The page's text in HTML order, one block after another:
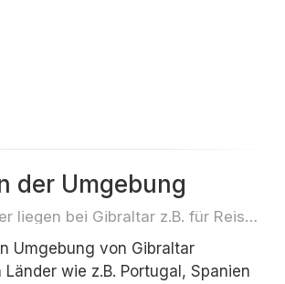
der Umgebung
Welche Länder liegen bei Gibraltar z.B. für Reisen oder Flüge
Umgebung von Gibraltar
wie z.B. Portugal, Spanien